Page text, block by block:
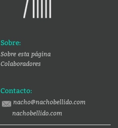
Sobre:
Sobre esta página
Colaboradores
Contacto:
nacho@nachobellido.com
nachobellido.com